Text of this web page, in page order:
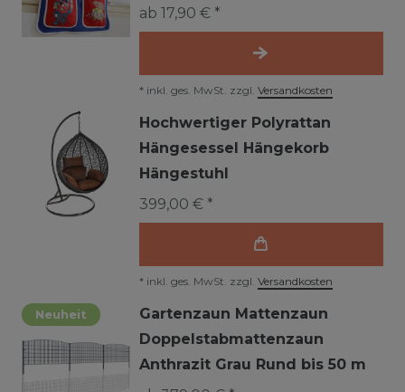
ab 17,90 € *
* inkl. ges. MwSt. zzgl. Versandkosten
Hochwertiger Polyrattan
Hängesessel Hängekorb
Hängestuhl
399,00 € *
* inkl. ges. MwSt. zzgl. Versandkosten
Neuheit
Gartenzaun Mattenzaun
Doppelstabmattenzaun
Anthrazit Grau Rund bis 50 m